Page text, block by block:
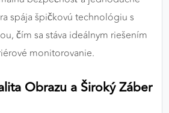
spája špičkovú technológiu s
čím sa stáva ideálnym riešením
monitorovanie.
Obrazu a Široký Záber
nám a našim partnerom
a relevantnú reklamu, a to na
reklamných sieťach tretích strán.
Google